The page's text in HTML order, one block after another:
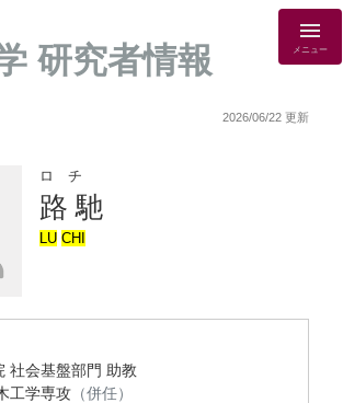
研究者情報 メニュー
2026/06/22 更新
ロ チ
路 馳
LU CHI
社会基盤部門 助教
工学専攻 （併任）